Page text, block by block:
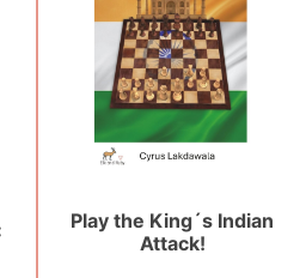
Play the King´s Indian
Attack!